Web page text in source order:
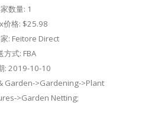
数量: 1
价格: $25.98
: Feitore Direct
方式: FBA
: 2019-10-10
Garden->Gardening->Plant
>Garden Netting;